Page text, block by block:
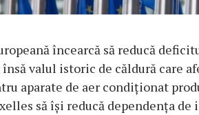
încearcă să reducă
valul istoric de căldură care
aparate de aer condiţionat
să îşi reducă dependenţa